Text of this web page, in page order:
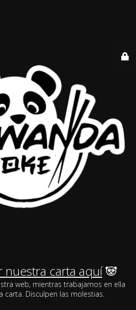
nuestra carta aquí🐼
web, mientras trabajamos en ella
carta. Disculpen las molestias.